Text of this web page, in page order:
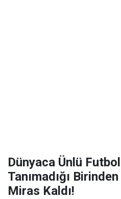
Dünyaca Ünlü
Tanımadığı
Miras Kaldı!